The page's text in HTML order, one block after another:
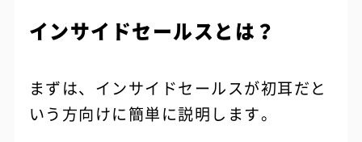
インサイドセールスとは？
まずは、インサイドセールスが初耳だと
いう方向けに簡単に説明します。